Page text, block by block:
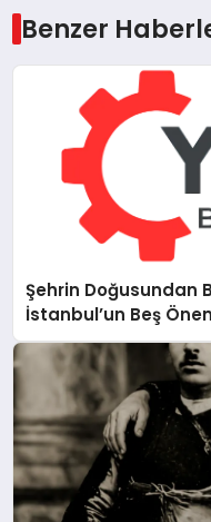
Benzer
Şehrin Doğusundan
İstanbul’un Beş
Deneyimi